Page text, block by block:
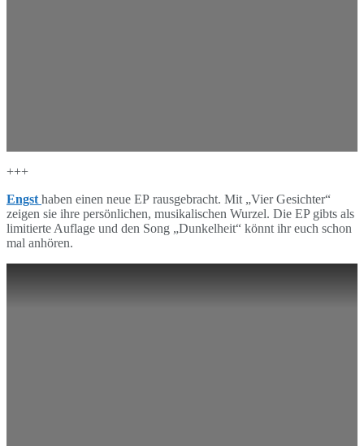
+++
Engst haben einen neue EP rausgebracht. Mit „Vier Gesichter“
zeigen sie ihre persönlichen, musikalischen Wurzel. Die EP gibts als
limitierte Auflage und den Song „Dunkelheit“ könnt ihr euch schon
mal anhören.